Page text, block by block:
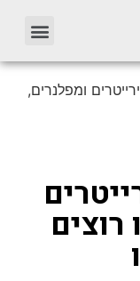
ומפלנרים,
רוצים